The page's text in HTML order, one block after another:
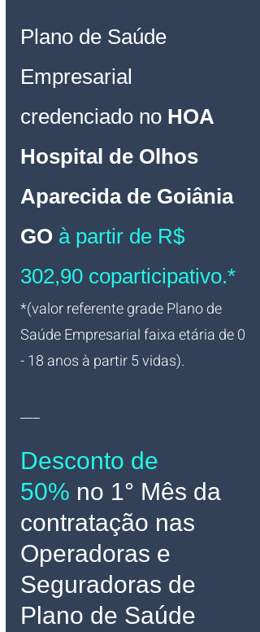
Plano de Saúde
Empresarial
credenciado no HOA
Hospital de Olhos
Aparecida de Goiânia
GO à partir de R$
302,90 coparticipativo.*
*(valor referente grade Plano de
Saúde Empresarial faixa etária de 0
- 18 anos à partir 5 vidas).
___
Desconto de
50% no 1° Mês da
contratação nas
Operadoras e
Seguradoras de
Plano de Saúde